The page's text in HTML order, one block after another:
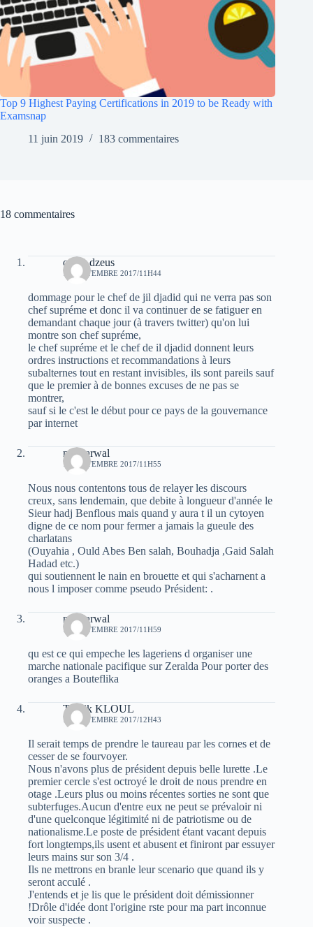
Top 9 Highest Paying Certifications in 2019 to be Ready with
Examsnap
11 juin 2019
183 commentaires
18 commentaires
oziris dzeus
12 SEPTEMBRE 2017/11H44
dommage pour le chef de jil djadid qui ne verra pas son
chef supréme et donc il va continuer de se fatiguer en
demandant chaque jour (à travers twitter) qu'on lui
montre son chef supréme,
le chef supréme et le chef de il djadid donnent leurs
ordres instructions et recommandations à leurs
subalternes tout en restant invisibles, ils sont pareils sauf
que le premier à de bonnes excuses de ne pas se
montrer,
sauf si le c'est le début pour ce pays de la gouvernance
par internet
moh arwal
12 SEPTEMBRE 2017/11H55
Nous nous contentons tous de relayer les discours
creux, sans lendemain, que debite à longueur d'année le
Sieur hadj Benflous mais quand y aura t il un cytoyen
digne de ce nom pour fermer a jamais la gueule des
charlatans
(Ouyahia , Ould Abes Ben salah, Bouhadja ,Gaid Salah
Hadad etc.)
qui soutiennent le nain en brouette et qui s'acharnent a
nous l imposer comme pseudo Président: .
moh arwal
12 SEPTEMBRE 2017/11H59
qu est ce qui empeche les lageriens d organiser une
marche nationale pacifique sur Zeralda Pour porter des
oranges a Bouteflika
Toufik KLOUL
12 SEPTEMBRE 2017/12H43
Il serait temps de prendre le taureau par les cornes et de
cesser de se fourvoyer.
Nous n'avons plus de président depuis belle lurette .Le
premier cercle s'est octroyé le droit de nous prendre en
otage .Leurs plus ou moins récentes sorties ne sont que
subterfuges.Aucun d'entre eux ne peut se prévaloir ni
d'une quelconque légitimité ni de patriotisme ou de
nationalisme.Le poste de président étant vacant depuis
fort longtemps,ils usent et abusent et finiront par essuyer
leurs mains sur son 3/4 .
Ils ne mettrons en branle leur scenario que quand ils y
seront acculé .
J'entends et je lis que le président doit démissionner
!Drôle d'idée dont l'origine rste pour ma part inconnue
voir suspecte .